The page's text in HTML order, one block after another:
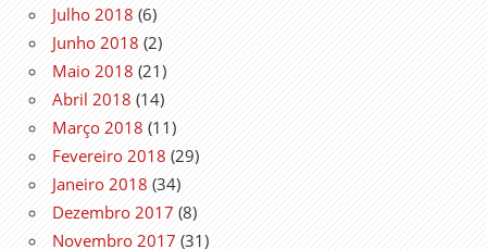
Julho 2018 (6)
Junho 2018 (2)
Maio 2018 (21)
Abril 2018 (14)
Março 2018 (11)
Fevereiro 2018 (29)
Janeiro 2018 (34)
Dezembro 2017 (8)
Novembro 2017 (31)